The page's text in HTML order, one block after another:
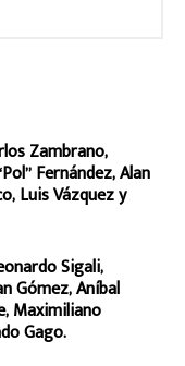
Zambrano,
Fernández, Alan
Luis Vázquez y
Sigali,
Gómez, Aníbal
Maximiliano
Gago.